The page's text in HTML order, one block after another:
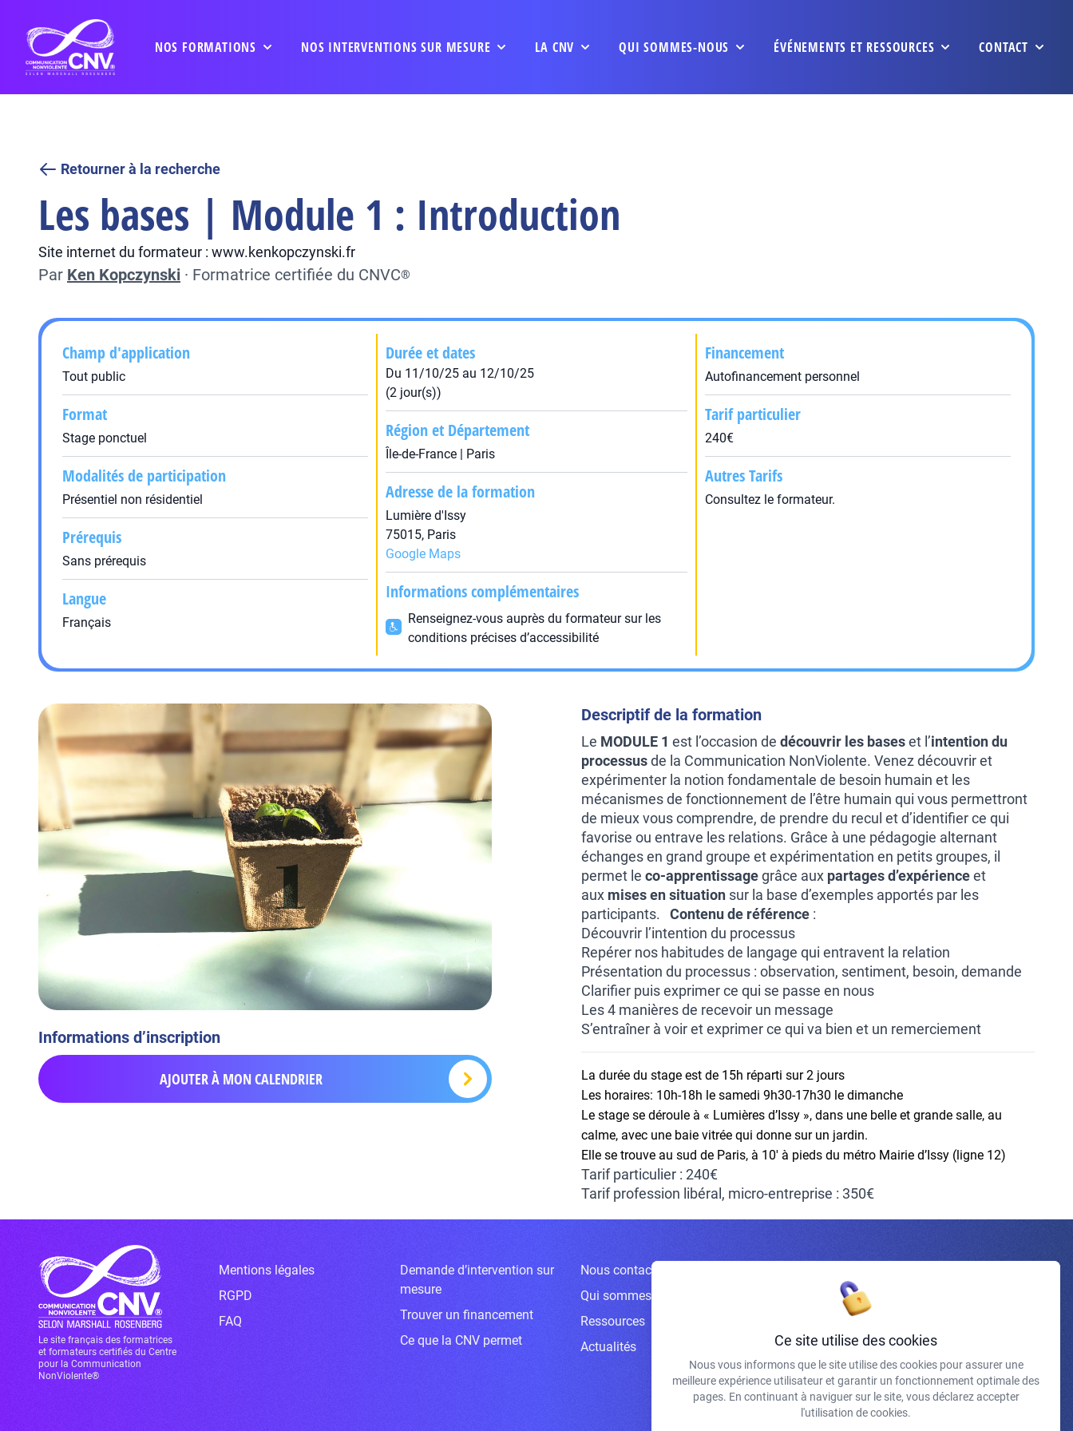
NOS FORMATIONS NOS INTERVENTIONS SUR MESURE LA CNV QUI SOMMES-NOUS ÉVÉNEMENTS ET RESSOURCES CONTACT
Retourner à la recherche
Les bases | Module 1 : Introduction
Site internet du formateur : www.kenkopczynski.fr
Par Ken Kopczynski · Formatrice certifiée du CNVC®
Champ d'application
Tout public
Format
Stage ponctuel
Modalités de participation
Présentiel non résidentiel
Prérequis
Sans prérequis
Langue
Français
Durée et dates
Du 11/10/25 au 12/10/25
(2 jour(s))
Région et Département
Île-de-France | Paris
Adresse de la formation
Lumière d'Issy
75015, Paris
Google Maps
Informations complémentaires
Renseignez-vous auprès du formateur sur les
conditions précises d’accessibilité
Financement
Autofinancement personnel
Tarif particulier
240€
Autres Tarifs
Consultez le formateur.
Informations d’inscription
AJOUTER À MON CALENDRIER
Descriptif de la formation
Le MODULE 1 est l’occasion de découvrir les baseset l’intention du
processusde la Communication NonViolente. Venez découvrir et
expérimenter la notion fondamentale de besoin humain et les
mécanismes de fonctionnement de l’être humain qui vous permettront
de mieux vous comprendre, de prendre du recul et d’identifier ce qui
favorise ou entrave les relations. Grâce à une pédagogie alternant
échanges en grand groupe et expérimentation en petits groupes, il
permet le co-apprentissagegrâce aux partages d’expérienceet
aux mises en situation sur la base d’exemples apportés par les
participants. Contenu de référence :
Découvrir l’intention du processus
Repérer nos habitudes de langage qui entravent la relation
Présentation du processus : observation, sentiment, besoin, demande
Clarifier puis exprimer ce qui se passe en nous
Les 4 manières de recevoir un message
S’entraîner à voir et exprimer ce qui va bien et un remerciement
La durée du stage est de 15h réparti sur 2 jours
Les horaires: 10h-18h le samedi 9h30-17h30 le dimanche
Le stage se déroule à « Lumières d’Issy », dans une belle et grande salle, au
calme, avec une baie vitrée qui donne sur un jardin.
Elle se trouve au sud de Paris, à 10′ à pieds du métro Mairie d’Issy (ligne 12)
Tarif particulier : 240€
Tarif profession libéral, micro-entreprise : 350€
Le site français des formatrices
et formateurs certifiés du Centre
pour la Communication
NonViolente®
Mentions légales
RGPD
FAQ
Demande d’intervention sur
mesure
Trouver un financement
Ce que la CNV permet
Nous contacter
Qui sommes-nous ?
Ressources
Actualités
J'accepte de recevoir vos e-mails et confirme avoir pris
connaissance de votre politique de confidentialité et
mentions légales.
Ce site utilise des cookies
Nous vous informons que le site utilise des cookies pour assurer une
meilleure expérience utilisateur et garantir un fonctionnement optimale des
pages. En continuant à naviguer sur le site, vous déclarez accepter
l'utilisation de cookies.